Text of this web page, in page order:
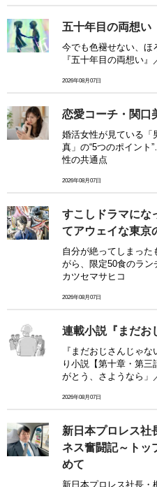
五十年目の両想い
今でも色褪せない、
『五十年目の両想い
2026年08月07日
恋愛コーチ・関口
婚活女性が見ている「
真」の“5つのポイント
性の共通点
2026年08月07日
すこしドラマにな
てアウェイな東京
自分が絶ってしまった
がら、限定50食のラン
カツセマサヒコ
2026年08月07日
連載小説『まだお
『まだおじさんじゃ
り小説【第十章・第
がとう、さようなら」
2026年08月07日
新日本プロレス社
ネス奮闘記～トッ
めて
新日本プロレス社長・